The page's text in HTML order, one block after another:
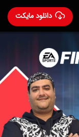
دانلود مایکت
۲۲۰ 84%